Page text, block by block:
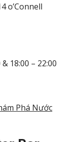
o’Connell
– 22:00
Phá Nước